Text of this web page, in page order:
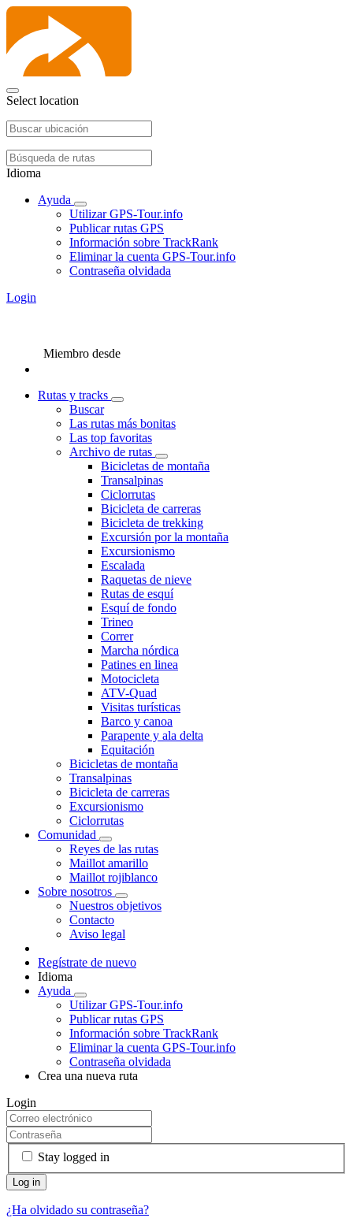
Select location
Idioma
Ayuda
Utilizar GPS-Tour.info
Publicar rutas GPS
Información sobre TrackRank
Eliminar la cuenta GPS-Tour.info
Contraseña olvidada
Login
Miembro desde
Rutas y tracks
Buscar
Las rutas más bonitas
Las top favoritas
Archivo de rutas
Bicicletas de montaña
Transalpinas
Ciclorrutas
Bicicleta de carreras
Bicicleta de trekking
Excursión por la montaña
Excursionismo
Escalada
Raquetas de nieve
Rutas de esquí
Esquí de fondo
Trineo
Correr
Marcha nórdica
Patines en linea
Motocicleta
ATV-Quad
Visitas turísticas
Barco y canoa
Parapente y ala delta
Equitación
Bicicletas de montaña
Transalpinas
Bicicleta de carreras
Excursionismo
Ciclorrutas
Comunidad
Reyes de las rutas
Maillot amarillo
Maillot rojiblanco
Sobre nosotros
Nuestros objetivos
Contacto
Aviso legal
Regístrate de nuevo
Idioma
Ayuda
Utilizar GPS-Tour.info
Publicar rutas GPS
Información sobre TrackRank
Eliminar la cuenta GPS-Tour.info
Contraseña olvidada
Crea una nueva ruta
Login
Stay logged in
¿Ha olvidado su contraseña?